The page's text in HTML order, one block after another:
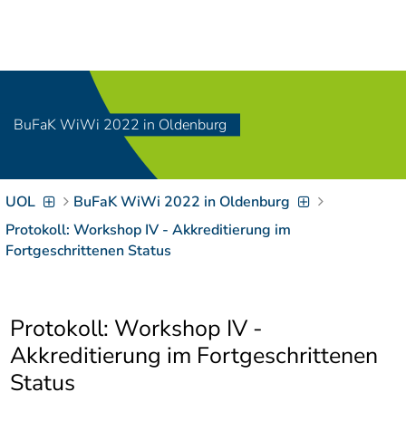
Zum Inhalt springen
[Access-Key 2]
Zur Suche springen
[Access-Key 4]
Zur Hauptnavigation
springen[ Access-Key
6 ]
9]
Zur
Brotkrumennavigation
BuFaK WiWi 2022 in Oldenburg
UOL
BuFaK WiWi 2022 in Oldenburg
Protokoll: Workshop IV - Akkreditierung im
Fortgeschrittenen Status
Protokoll: Workshop IV -
Akkreditierung im Fortgeschrittenen
Status